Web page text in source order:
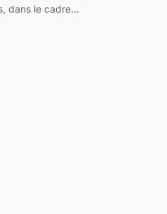
dans le cadre…